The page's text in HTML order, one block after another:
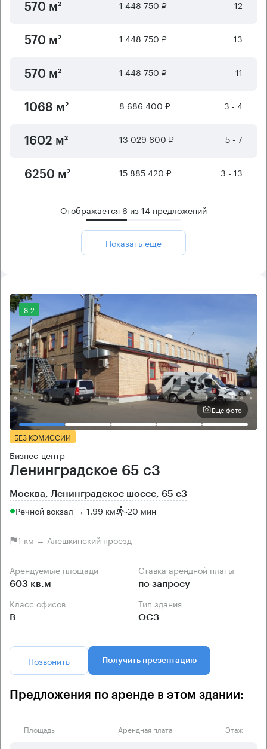
570 м² 1 448 750 ₽ 12
570 м² 1 448 750 ₽ 13
570 м² 1 448 750 ₽ 11
1068 м² 8 686 400 ₽ 3 - 4
1602 м² 13 029 600 ₽ 5 - 7
6250 м² 15 885 420 ₽ 3 - 13
Отображается 6 из14 предложений
Показать ещё
8.2
Еще фото
БЕЗ КОМИССИИ
Бизнес-центр
Ленинградское 65 с3
Москва, Ленинградское шоссе, 65 с3
Речной вокзал → 1.99 км ~20 мин
1 км → Алешкинский проезд
Арендуемые площади
603 кв.м
Ставка арендной платы
по запросу
Класс офисов
B
Тип здания
ОСЗ
Позвонить Получить презентацию
Предложения по аренде в этом здании:
Площадь Арендная плата Этаж